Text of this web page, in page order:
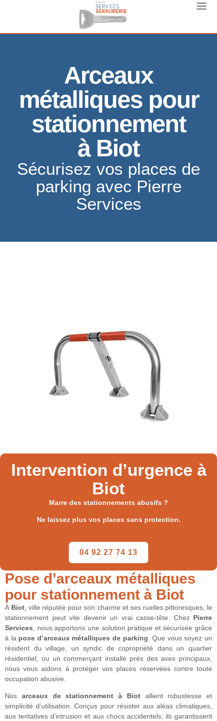
Arceaux
métalliques pour
stationnement
à Biot
Sécurisez vos places de
parking avec Pierre
Services
Intervention d’urgence à
Biot
Marre des stationnements abusifs ?
Ne laissez plus vos places sans protection.
04 92 27 74 13
Pose d’arceaux métalliques
pour stationnement à Biot
À Biot , ville réputée pour son charme et ses ruelles pittoresques, le
stationnement peut vite devenir un vrai casse-tête. Chez Pierre
Services , nous apportons une solution pratique et sécurisée grâce
à la pose d’arceaux métalliques de parking . Que vous soyez un
résident du village, un syndic de copropriété dans un quartier
résidentiel, ou un commerçant installé près des axes principaux,
nous vous aidons à protéger vos places réservées contre toute
occupation abusive.
Nos arceaux de stationnement à Biotallient robustesse et
simplicité d’utilisation. Conçus pour résister aux aléas climatiques,
aux tentatives d’intrusion et aux chocs accidentels, ils garantissent